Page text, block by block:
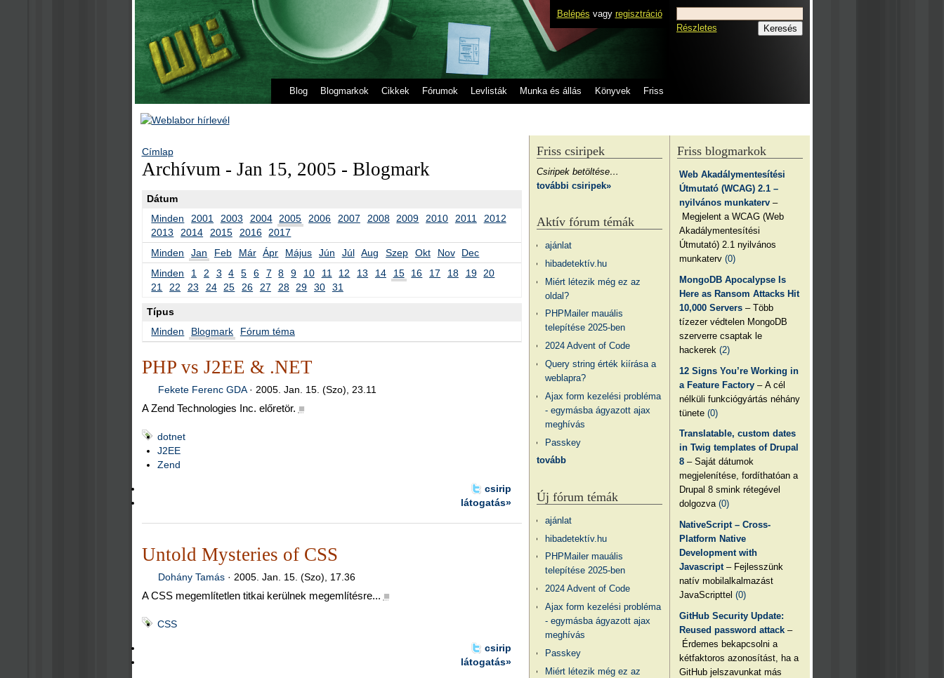
Belépés vagy regisztráció
Blog Blogmarkok Cikkek Fórumok Levlisták Munka és állás Könyvek Friss
Részletes
Címlap
Archívum - Jan 15, 2005 - Blogmark
Dátum
Minden
2001 2003 2004 2005 2006 2007 2008 2009 2010 2011
2012
2013
2014 2015 2016
2017
Minden
Jan Feb Már Ápr Május Jún Júl Aug Szep Okt Nov
Dec
Minden
1 2 3 4 5 6 7 8 9 10 11 12 13 14 15 16 17 18 19
20
21
22 23 24 25 26 27 28 29 30 31
Típus
Minden
Blogmark Fórum téma
PHP vs J2EE & .NET
Fekete Ferenc GDA·2005. Jan. 15. (Szo), 23.11
A Zend Technologies Inc. előretör. ■
dotnet
J2EE
Zend
csirip
látogatás»
Untold Mysteries of CSS
Dohány Tamás · 2005. Jan. 15. (Szo), 17.36
A CSS megemlítetlen titkai kerülnek megemlítésre... ■
CSS
csirip
látogatás»
Friss blogmarkok
Web Akadálymentesítési
Útmutató (WCAG) 2.1 –
nyilvános munkaterv –
Megjelent a WCAG (Web
Akadálymentesítési
Útmutató) 2.1 nyilvános
munkaterv(0)
MongoDB Apocalypse Is
Here as Ransom Attacks Hit
10,000 Servers – Több
tízezer védtelen MongoDB
szerverre csaptak le
hackerek(2)
12 Signs You’re Working in
a Feature Factory – A cél
nélküli funkciógyártás néhány
tünete(0)
Translatable, custom dates
in Twig templates of Drupal
8 – Saját dátumok
megjelenítése, fordíthatóan a
Drupal 8 smink rétegével
dolgozva(0)
NativeScript – Cross-
Platform Native
Development with
Javascript – Fejlesszünk
natív mobilalkalmazást
JavaScripttel(0)
GitHub Security Update:
Reused password attack –
Érdemes bekapcsolni a
kétfaktoros azonosítást, ha a
GitHub jelszavunkat más
Friss csiripek
Csiripek betöltése…
további csiripek»
Aktív fórum témák
ajánlat
hibadetektív.hu
Miért létezik még ez az
oldal?
PHPMailer mauális
telepítése 2025-ben
2024 Advent of Code
Query string érték kiírása a
weblapra?
Ajax form kezelési probléma
- egymásba ágyazott ajax
meghívás
Passkey
tovább
Új fórum témák
ajánlat
hibadetektív.hu
PHPMailer mauális
telepítése 2025-ben
2024 Advent of Code
Ajax form kezelési probléma
- egymásba ágyazott ajax
meghívás
Passkey
Miért létezik még ez az